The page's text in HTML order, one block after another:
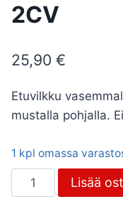
2CV
25,90 €
Etuvilkku
mustalla pohjalla.
1 kpl omassa
Etuvilkku
vasen
Lisää